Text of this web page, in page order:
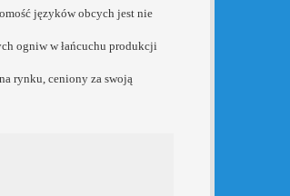
języków obcych jest nie
ogniw w łańcuchu produkcji
rynku, ceniony za swoją